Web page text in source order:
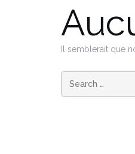
Il semblerait que